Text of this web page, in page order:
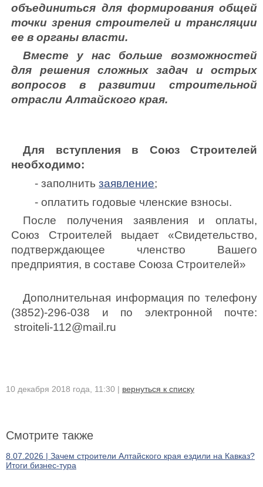
объединиться для формирования общей
точки зрения строителей и трансляции
ее в органы власти.
Вместе у нас больше возможностей
для решения сложных задач и острых
вопросов в развитии строительной
отрасли Алтайского края.
Для вступления в Союз Строителей
необходимо:
- заполнитьзаявление;
- оплатить годовые членские взносы.
После получения заявления и оплаты,
Союз Строителей выдает «Свидетельство,
подтверждающее членство Вашего
предприятия, в составе Союза Строителей»
Дополнительная информация по телефону
(3852)-296-038 и по электронной почте:
stroiteli-112@mail.ru
10 декабря 2018 года, 11:30 | вернуться к списку
Смотрите также
8.07.2026 | Зачем строители Алтайского края ездили на Кавказ?
Итоги бизнес-тура